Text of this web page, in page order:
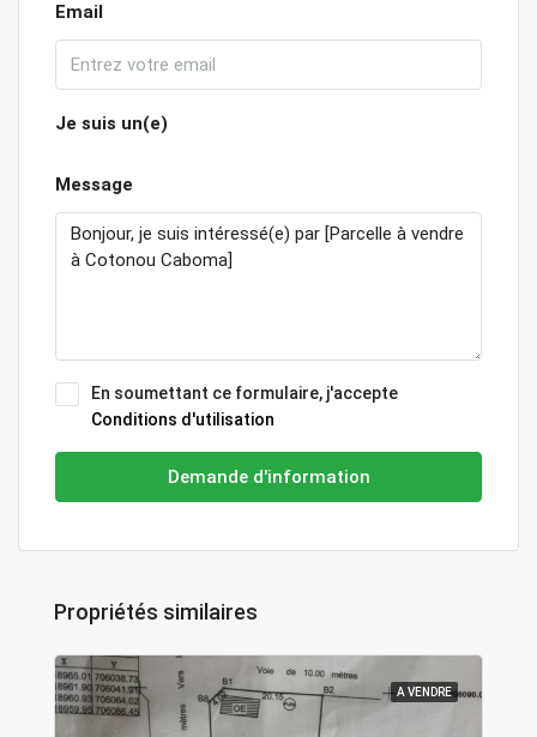
Email
Je suis un(e)
Message
En soumettant ce formulaire, j'accepte
Conditions d'utilisation
Demande d'information
Propriétés similaires
A VENDRE